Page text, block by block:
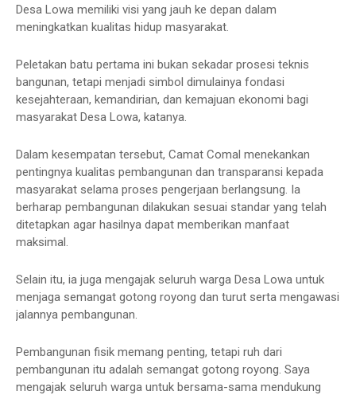
Desa Lowa memiliki visi yang jauh ke depan dalam
meningkatkan kualitas hidup masyarakat.
Peletakan batu pertama ini bukan sekadar prosesi teknis
bangunan, tetapi menjadi simbol dimulainya fondasi
kesejahteraan, kemandirian, dan kemajuan ekonomi bagi
masyarakat Desa Lowa, katanya.
Dalam kesempatan tersebut, Camat Comal menekankan
pentingnya kualitas pembangunan dan transparansi kepada
masyarakat selama proses pengerjaan berlangsung. Ia
berharap pembangunan dilakukan sesuai standar yang telah
ditetapkan agar hasilnya dapat memberikan manfaat
maksimal.
Selain itu, ia juga mengajak seluruh warga Desa Lowa untuk
menjaga semangat gotong royong dan turut serta mengawasi
jalannya pembangunan.
Pembangunan fisik memang penting, tetapi ruh dari
pembangunan itu adalah semangat gotong royong. Saya
mengajak seluruh warga untuk bersama-sama mendukung